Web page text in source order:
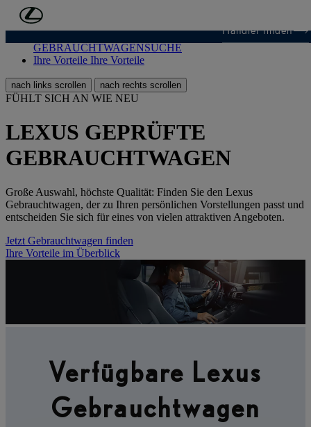
Zum Hauptinhalt springen
Händler finden
GEBRAUCHTWAGENSUCHE
Ihre Vorteile Ihre Vorteile
nach links scrollen nach rechts scrollen
FÜHLT SICH AN WIE NEU
LEXUS GEPRÜFTE
GEBRAUCHTWAGEN
Große Auswahl, höchste Qualität: Finden Sie den Lexus
Gebrauchtwagen, der zu Ihren persönlichen Vorstellungen passt und
entscheiden Sie sich für eines von vielen attraktiven Angeboten.
Jetzt Gebrauchtwagen finden
Ihre Vorteile im Überblick
Verfügbare Lexus
Gebrauchtwagen